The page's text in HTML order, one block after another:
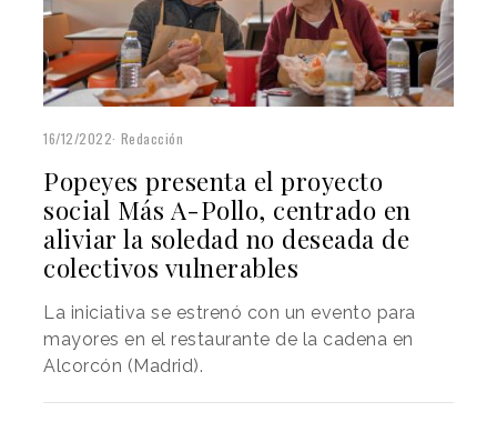
16/12/2022 Redacción
Popeyes presenta el proyecto
social Más A-Pollo, centrado en
aliviar la soledad no deseada de
colectivos vulnerables
La iniciativa se estrenó con un evento para
mayores en el restaurante de la cadena en
Alcorcón (Madrid).